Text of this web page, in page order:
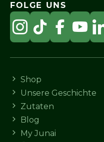
FOLGE UNS
Shop
Unsere Geschichte
Zutaten
Blog
My Junai